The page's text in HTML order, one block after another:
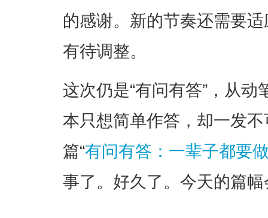
的感谢。新的节奏还需要
有待调整。
这次仍是“有问有答”，从
本只想简单作答，却一发
篇“有问有答：一辈子都要
事了。好久了。今天的篇